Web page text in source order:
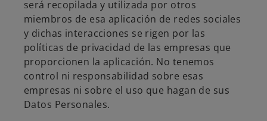
será recopilada y utilizada por otros
miembros de esa aplicación de redes sociales
y dichas interacciones se rigen por las
políticas de privacidad de las empresas que
proporcionen la aplicación. No tenemos
control ni responsabilidad sobre esas
empresas ni sobre el uso que hagan de sus
Datos Personales.